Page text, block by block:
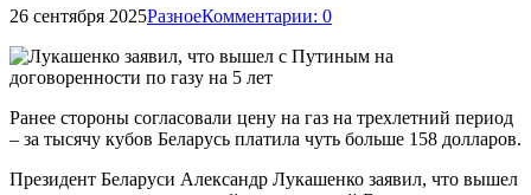
26 сентября 2025РазноеКомментарии: 0
Ранее стороны согласовали цену на газ на трехлетний период
– за тысячу кубов Беларусь платила чуть больше 158 долларов.
Президент Беларуси Александр Лукашенко заявил, что вышел